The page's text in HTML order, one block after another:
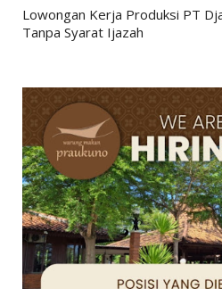
Lowongan Kerja Produksi PT
Tanpa Syarat Ijazah